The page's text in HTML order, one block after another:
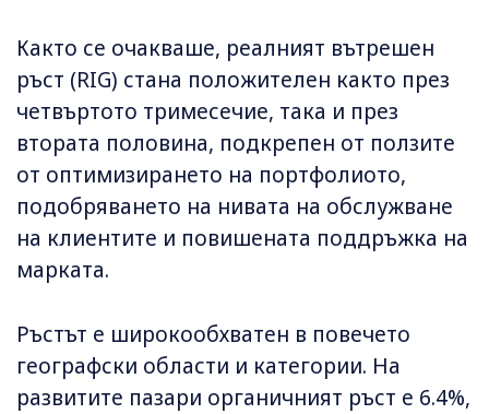
Както се очакваше, реалният вътрешен
ръст (RIG) стана положителен както през
четвъртото тримесечие, така и през
втората половина, подкрепен от ползите
от оптимизирането на портфолиото,
подобряването на нивата на обслужване
на клиентите и повишената поддръжка на
марката.
Ръстът е широкообхватен в повечето
географски области и категории. На
развитите пазари органичният ръст е 6.4%,